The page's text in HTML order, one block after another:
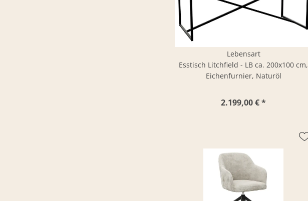
Lebensart
Esstisch Litchfield - LB ca. 200x100 cm,
Eichenfurnier, Naturöl
2.199,00 € *